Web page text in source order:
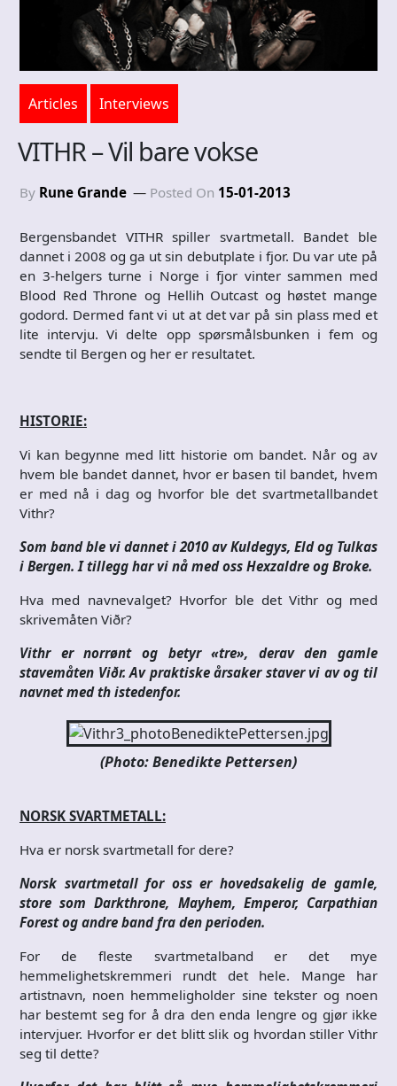
Articles Interviews
VITHR – Vil bare vokse
By Rune Grande Posted On 15-01-2013
Bergensbandet VITHR spiller svartmetall. Bandet ble
dannet i 2008 og ga ut sin debutplate i fjor. Du var ute på
en 3-helgers turne i Norge i fjor vinter sammen med
Blood Red Throne og Hellih Outcast og høstet mange
godord. Dermed fant vi ut at det var på sin plass med et
lite intervju. Vi delte opp spørsmålsbunken i fem og
sendte til Bergen og her er resultatet.
HISTORIE:
Vi kan begynne med litt historie om bandet. Når og av
hvem ble bandet dannet, hvor er basen til bandet, hvem
er med nå i dag og hvorfor ble det svartmetallbandet
Vithr?
Som band ble vi dannet i 2010 av Kuldegys, Eld og Tulkas
i Bergen. I tillegg har vi nå med oss Hexzaldre og Broke.
Hva med navnevalget? Hvorfor ble det Vithr og med
skrivemåten Viðr?
Vithr er norrønt og betyr «tre», derav den gamle
stavemåten Viðr. Av praktiske årsaker staver vi av og til
navnet med th istedenfor.
(Photo: Benedikte Pettersen)
NORSK SVARTMETALL:
Hva er norsk svartmetall for dere?
Norsk svartmetall for oss er hovedsakelig de gamle,
store som Darkthrone, Mayhem, Emperor, Carpathian
Forest og andre band fra den perioden.
For de fleste svartmetalband er det mye
hemmelighetskremmeri rundt det hele. Mange har
artistnavn, noen hemmeligholder sine tekster og noen
har bestemt seg for å dra den enda lengre og gjør ikke
intervjuer. Hvorfor er det blitt slik og hvordan stiller Vithr
seg til dette?